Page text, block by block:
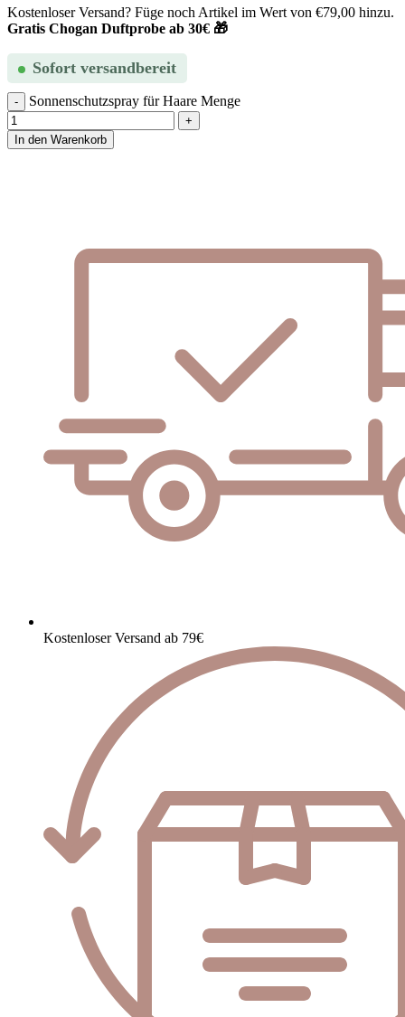
Kostenloser Versand? Füge noch Artikel im Wert von €79,00 hinzu.
Gratis Chogan Duftprobe ab 30€ 🎁
Sofort versandbereit
Sonnenschutzspray für Haare Menge
In den Warenkorb
Kostenloser Versand ab 79€